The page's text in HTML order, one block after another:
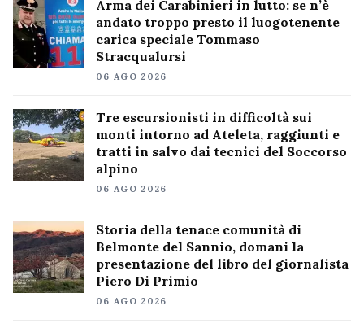
Arma dei Carabinieri in lutto: se n’è
andato troppo presto il luogotenente
carica speciale Tommaso
Stracqualursi
06 AGO 2026
Tre escursionisti in difficoltà sui
monti intorno ad Ateleta, raggiunti e
tratti in salvo dai tecnici del Soccorso
alpino
06 AGO 2026
Storia della tenace comunità di
Belmonte del Sannio, domani la
presentazione del libro del giornalista
Piero Di Primio
06 AGO 2026